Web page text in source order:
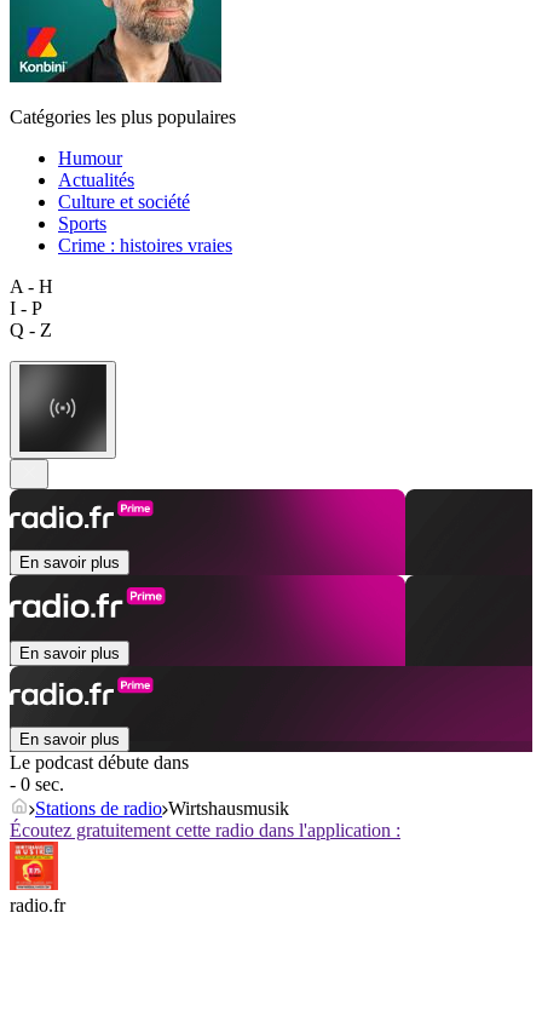
Catégories les plus populaires
Humour
Actualités
Culture et société
Sports
Crime : histoires vraies
A - H
I - P
Q - Z
En savoir plus
En savoir plus
En savoir plus
Le podcast débute dans
- 0 sec.
Stations de radio Wirtshausmusik
Écoutez gratuitement cette radio dans l'application :
radio.fr